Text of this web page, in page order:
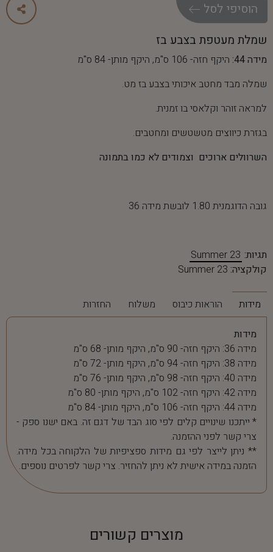
הוסיפי לסל
שמלת מעטפת בצבע בז
מידה 44:
היקף חזה- 106 ס"מ, היקף מותן- 84 ס"מ
שמלה מבד מחטב איכותי בצבע בז מט.
למראה זוהר וקלאסי בו זמנית.
בגזרת כיווצים מטשטשים ומחטבים.
השרוולים ארוכים וצמודים לא כמו בתמונה
גובה הדוגמנית 1.80 לובשת מידה 36
תגיות: Summer 23
קולקציה: Summer 23
מידות הוראות כיבוס משלוח החזרות
מידות
מידה 36: היקף חזה- 90 ס"מ, היקף מותן- 68 ס"מ
מידה 38: היקף חזה- 94 ס"מ, היקף מותן- 72 ס"מ
מידה 40: היקף חזה- 98 ס"מ, היקף מותן- 76 ס"מ
מידה 42: היקף חזה- 102 ס"מ, היקף מותן- 80 ס"מ
מידה 44: היקף חזה- 106 ס"מ, היקף מותן- 84 ס"מ
* ייתכנו שינויים קלים לפי סוג הבד של דגם זה. באם ישנו ספק -
צרי קשר לפני ההזמנה.
** ניתן לייצר לפי גם מידות ספציפיות של הלקוחה בכל מידה.
הזמנה במידה אישית לא ניתן להחזיר. צרי קשר לפרטים נוספים.
מוצרים קשורים